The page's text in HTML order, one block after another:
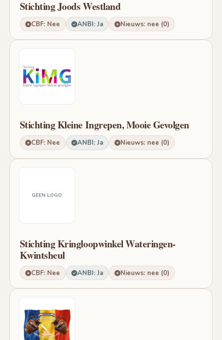
Stichting Joods Westland
CBF: Nee ANBI: Ja Nieuws: nee (0)
Stichting Kleine Ingrepen, Mooie Gevolgen
CBF: Nee ANBI: Ja Nieuws: nee (0)
GEEN LOGO
Stichting Kringloopwinkel Wateringen-
Kwintsheul
CBF: Nee ANBI: Ja Nieuws: nee (0)